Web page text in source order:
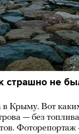
страшно не
в Крыму. Вот
— без
Фоторепортаж